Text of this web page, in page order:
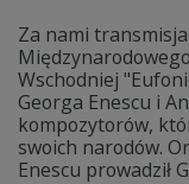
Za nami
Wschodniej
Georga Enescu i
kompozytorów,
swoich narodów.
Enescu prowadził